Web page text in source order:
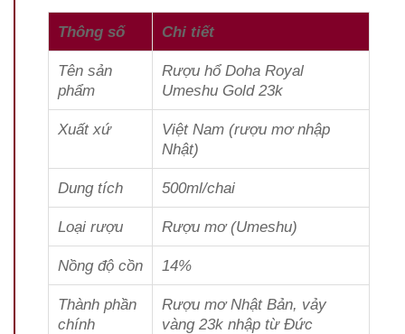
Thông số Chi tiết
Tên sản
phẩm
Rượu hổ Doha Royal
Umeshu Gold 23k
Xuất xứ
Việt Nam (rượu mơ nhập
Nhật)
Dung tích 500ml/chai
Loại rượu Rượu mơ (Umeshu)
Nồng độ cồn 14%
Thành phần
chính
Rượu mơ Nhật Bản, vảy
vàng 23k nhập từ Đức